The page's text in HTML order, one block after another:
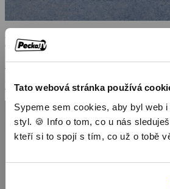
Tato webová stránka používá
Sypeme sem cookies, aby byl web
styl. 🍪 Info o tom, co u nás
kteří si to spojí s tím, co už o tobě
Pojď si hrát
2020, USA, 96 min
Filmy / Thrillery / Horory / Filmy